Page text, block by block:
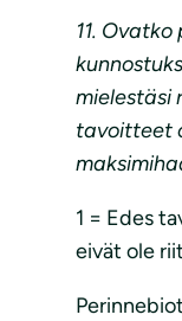
11.
mielestäsi
tavoitteet
1 = Edes
eivät ole